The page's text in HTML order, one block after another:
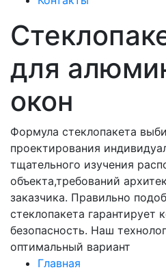
для
окон
Формула стеклопакета
проектирования
тщательного изучения
объекта,требований
заказчика. Правильно
стеклопакета гарантирует
безопасность. Наш
оптимальный вариант
Главная